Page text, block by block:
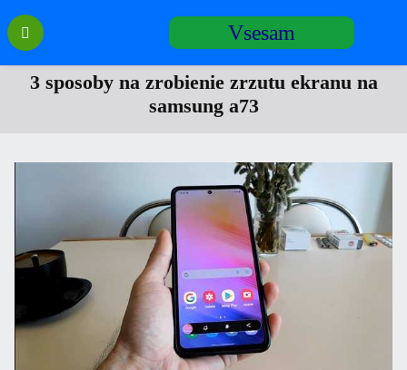
Перейти
содержанию
Vsesam
3 sposoby na zrobienie zrzutu ekranu na
samsung a73